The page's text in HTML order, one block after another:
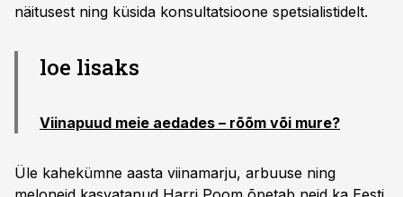
näitusest ning küsida konsultatsioone spetsialistidelt.
loe lisaks
Viinapuud meie aedades – rõõm või mure?
Üle kahekümne aasta viinamarju, arbuuse ning